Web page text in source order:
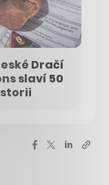
Dračí
slaví 50